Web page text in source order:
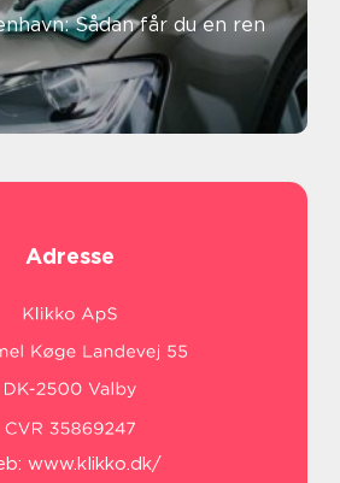
Sådan får du en ren
Adresse
www.klikko.dk/